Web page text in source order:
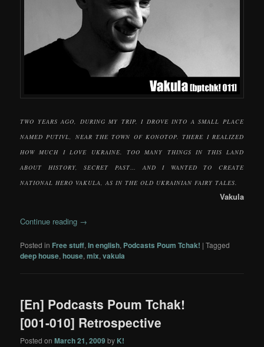
TWO YEARS AGO, DURING MY TRIP, I DROVE INTO A SMALL PLACE
NAMED PUTIVL, NEAR THE TOWN OF KONOTOP. THERE I REALIZED
HOW MUCH I LOVE UKRAINE. TOO MANY THINGS IN THIS LAND
ABOUT HISTORY, SECRET PAST… AND I WANTED TO CREATE
NATIONAL HERO VAKULA, AS IN THE OLD UKRAINIAN FAIRY TALES.
Vakula
Continue reading →
Posted in Free stuff,In english, Podcasts Poum Tchak! |Tagged
deep house,house,mix,vakula
[En] Podcasts Poum Tchak!
[001-010] Retrospective
Posted onMarch 21, 2009 by K!